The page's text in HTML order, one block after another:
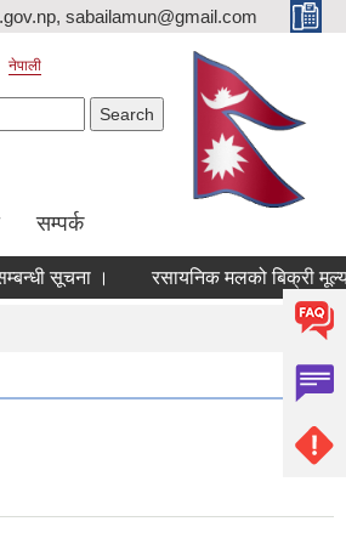
sabailamun@gmail.com
नेपाली
सम्पर्क
सूचना । रसायनिक मलको बिक्री मूल्य